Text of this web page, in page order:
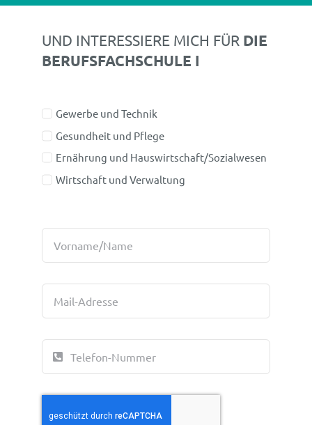
UND INTERESSIERE MICH FÜR DIE
BERUFSFACHSCHULE I
Gewerbe und Technik
Gesundheit und Pflege
Ernährung und Hauswirtschaft/Sozialwesen
Wirtschaft und Verwaltung